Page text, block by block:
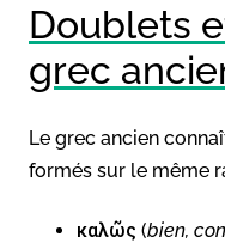
Doublets
grec
Le grec ancien
formés sur le même
καλῶς (bien,